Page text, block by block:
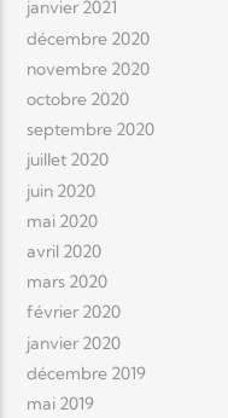
janvier 2021
décembre 2020
novembre 2020
octobre 2020
septembre 2020
juillet 2020
juin 2020
mai 2020
avril 2020
mars 2020
février 2020
janvier 2020
décembre 2019
mai 2019